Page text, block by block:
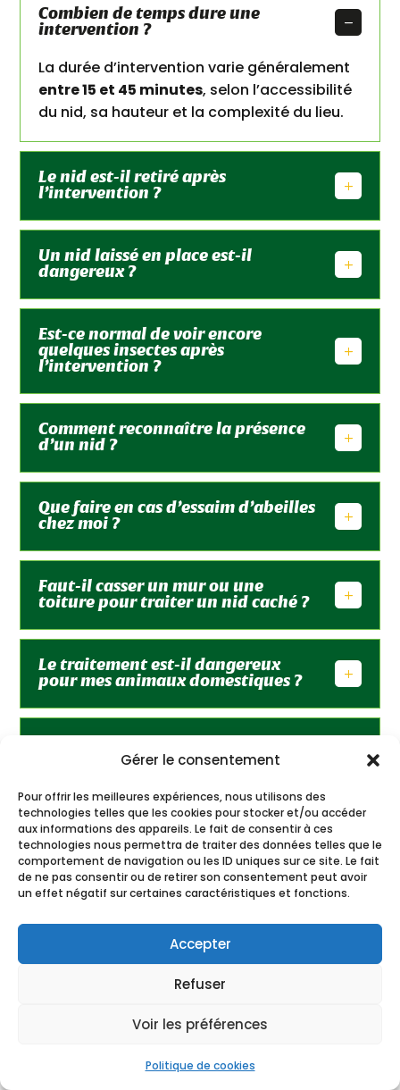
Gérer le consentement
Pour offrir les meilleures expériences, nous utilisons des
technologies telles que les cookies pour stocker et/ou accéder
aux informations des appareils. Le fait de consentir à ces
technologies nous permettra de traiter des données telles que le
comportement de navigation ou les ID uniques sur ce site. Le fait
de ne pas consentir ou de retirer son consentement peut avoir
un effet négatif sur certaines caractéristiques et fonctions.
Accepter
Refuser
Voir les préférences
Politique de cookies
Combien de temps dure une
intervention ?
La durée d’intervention varie généralement
entre 15 et 45 minutes, selon l’accessibilité
du nid, sa hauteur et la complexité du lieu.
Le nid est-il retiré après
l’intervention ?
Un nid laissé en place est-il
dangereux ?
Est-ce normal de voir encore
quelques insectes après
l’intervention ?
Comment reconnaître la présence
d’un nid ?
Que faire en cas d’essaim d’abeilles
chez moi ?
Faut-il casser un mur ou une
toiture pour traiter un nid caché ?
Le traitement est-il dangereux
pour mes animaux domestiques ?
l’intervention ?